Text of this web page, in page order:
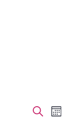
Monat